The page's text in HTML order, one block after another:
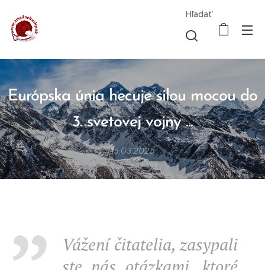
Hľadať
Európska únia hecuje silou mocou do
3. svetovej vojny ...
15.03.2025
Vážení čitatelia, zasypali